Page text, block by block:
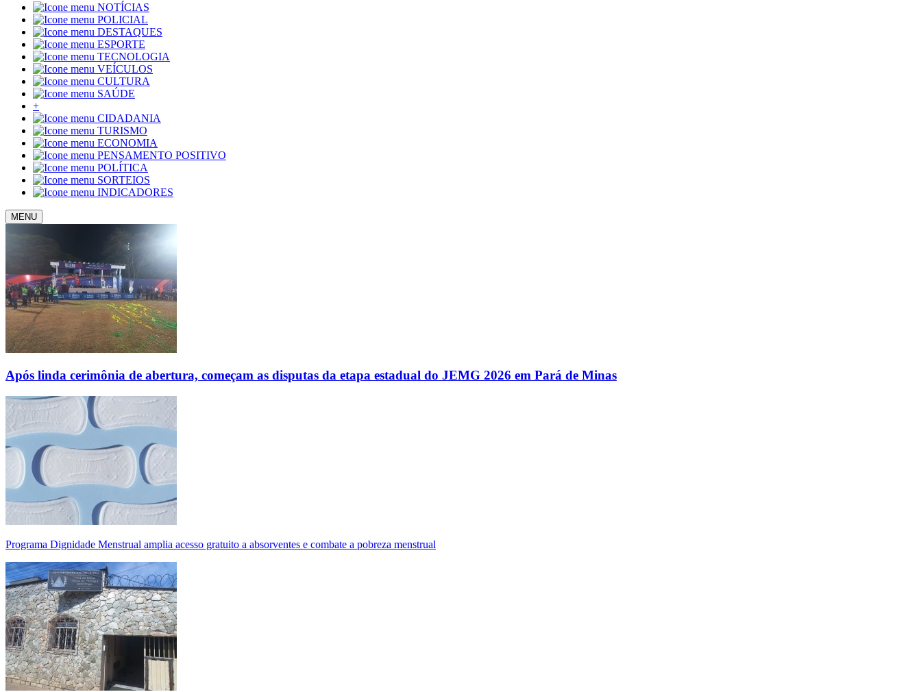
NOTÍCIAS
POLICIAL
DESTAQUES
ESPORTE
TECNOLOGIA
VEÍCULOS
CULTURA
SAÚDE
+
CIDADANIA
TURISMO
ECONOMIA
PENSAMENTO POSITIVO
POLÍTICA
SORTEIOS
INDICADORES
MENU
Após linda cerimônia de abertura, começam as disputas da etapa estadual do JEMG 2026 em Pará de Minas
Programa Dignidade Menstrual amplia acesso gratuito a absorventes e combate a pobreza menstrual